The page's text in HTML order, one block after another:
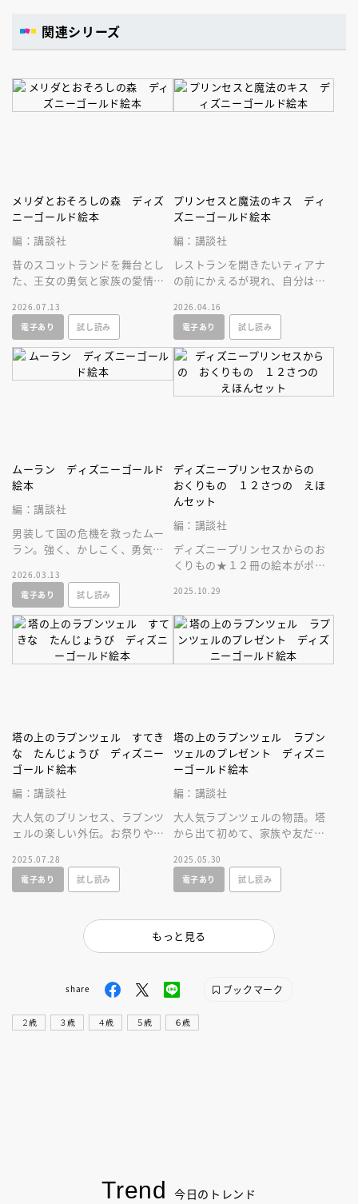
関連シリーズ
メリダとおそろしの森 ディズ
ニーゴールド絵本
編：講談社
昔のスコットランドを舞台とし
た、王女の勇気と家族の愛情の
ー賞受賞作のゴールド絵本、リ
ニューアル版
2026.07.13
電子あり
試し読み
プリンセスと魔法のキス ディ
ズニーゴールド絵本
編：講談社
レストランを開きたいティアナ
の前にかえるが現れ、自分は王
われキスすると、ティアナもか
えるに！
2026.04.16
電子あり
試し読み
ムーラン ディズニーゴールド
絵本
編：講談社
男装して国の危機を救ったムー
ラン。強く、かしこく、勇気あ
にぜひ読ませたい名作！
2026.03.13
電子あり
試し読み
ディズニープリンセスからの
おくりもの １２さつの えほ
んセット
編：講談社
ディズニープリンセスからのお
くりもの★１２冊の絵本がポケ
ペシャルな一冊。プレゼントに
も最適♪
2025.10.29
塔の上のラプンツェル すてき
な たんじょうび ディズニー
ゴールド絵本
編：講談社
大人気のプリンセス、ラプンツ
ェルの楽しい外伝。お祭りやお
載の物語！
2025.07.28
電子あり
試し読み
塔の上のラプンツェル ラプン
ツェルのプレゼント ディズニ
ーゴールド絵本
編：講談社
大人気ラプンツェルの物語。塔
から出て初めて、家族や友だち
台の、幸せな気持ちになれるお
話です。
2025.05.30
電子あり
試し読み
もっと見る
share ブックマーク
２歳 ３歳 ４歳 ５歳 ６歳
Trend 今日のトレンド